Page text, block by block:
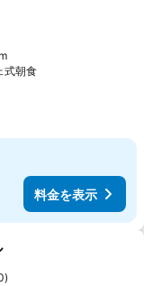
追加
式朝食
料金を表示
追加